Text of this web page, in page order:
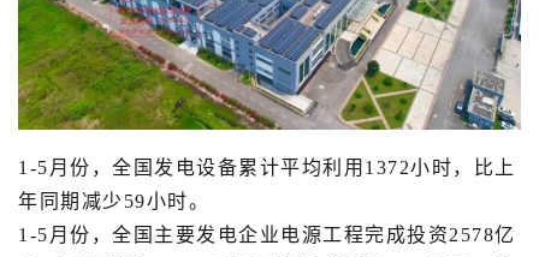
1-5月份，全国发电设备累计平均利用1372小时，比上
年同期减少59小时。
1-5月份，全国主要发电企业电源工程完成投资2578亿